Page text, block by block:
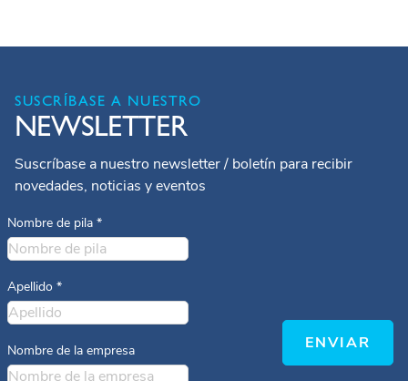
SUSCRÍBASE A NUESTRO
NEWSLETTER
Suscríbase a nuestro newsletter / boletín para recibir
novedades, noticias y eventos
Nombre de pila *
Apellido *
Nombre de la empresa ENVIAR